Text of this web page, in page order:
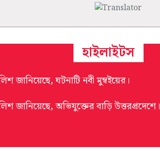
হাইলাইটস
জানিয়েছে, ঘটনাটি নবী মুম্বইয়ের।
জানিয়েছে, অভিযুক্তের বাড়ি উত্তরপ্রদেশে।